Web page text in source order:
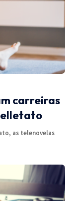
carreiras
as telenovelas